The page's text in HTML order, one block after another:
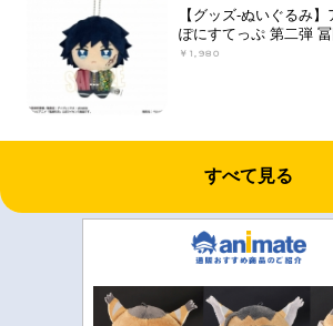
【グッズ-ぬいぐるみ】
ぽにすてっぷ 第二弾
￥1,980
すべて見る